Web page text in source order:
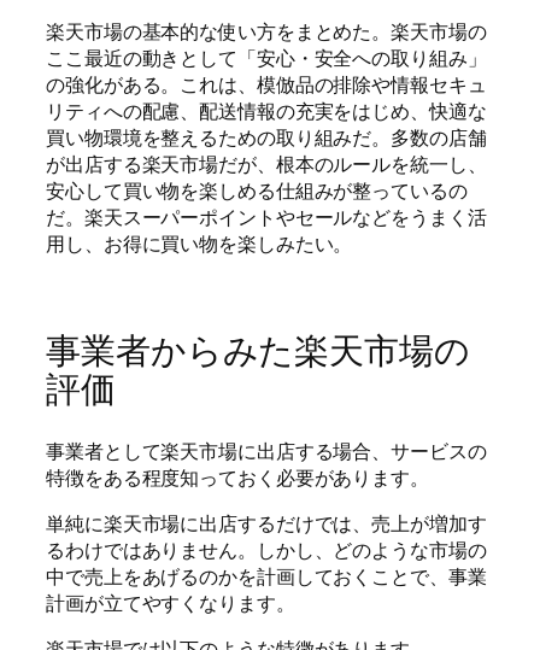
楽天市場の基本的な使い方をまとめた。楽天市場の
ここ最近の動きとして「安心・安全への取り組み」
の強化がある。これは、模倣品の排除や情報セキュ
リティへの配慮、配送情報の充実をはじめ、快適な
買い物環境を整えるための取り組みだ。多数の店舗
が出店する楽天市場だが、根本のルールを統一し、
安心して買い物を楽しめる仕組みが整っているの
だ。楽天スーパーポイントやセールなどをうまく活
用し、お得に買い物を楽しみたい。
事業者からみた楽天市場の
評価
事業者として楽天市場に出店する場合、サービスの
特徴をある程度知っておく必要があります。
単純に楽天市場に出店するだけでは、売上が増加す
るわけではありません。しかし、どのような市場の
中で売上をあげるのかを計画しておくことで、事業
計画が立てやすくなります。